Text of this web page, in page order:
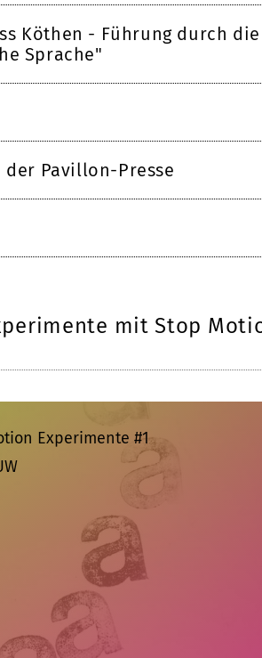
Köthen - Führung durch die
Sprache"
Pavillon-Presse
mit Stop
Experimente #1